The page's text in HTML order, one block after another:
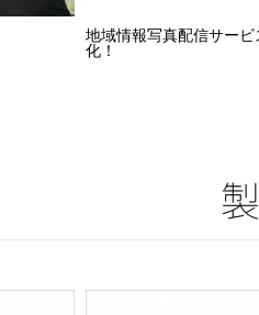
地域情報写真配信サー
化！